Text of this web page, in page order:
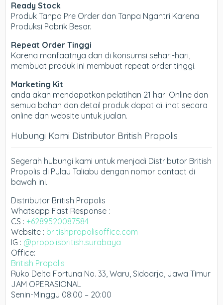
Ready Stock
Produk Tanpa Pre Order dan Tanpa Ngantri Karena
Produksi Pabrik Besar.
Repeat Order Tinggi
Karena manfaatnya dan di konsumsi sehari-hari,
membuat produk ini membuat repeat order tinggi.
Marketing Kit
anda akan mendapatkan pelatihan 21 hari Online dan
semua bahan dan detail produk dapat di lihat secara
online dan website untuk jualan.
Hubungi Kami Distributor British Propolis
Segerah hubungi kami untuk menjadi Distributor British
Propolis di Pulau Taliabu dengan nomor contact di
bawah ini.
Distributor British Propolis
Whatsapp Fast Response :
CS : +6289520087584
Website : britishpropolisoffice.com
IG : @propolisbritish.surabaya
Office:
British Propolis
Ruko Delta Fortuna No. 33, Waru, Sidoarjo, Jawa Timur
JAM OPERASIONAL
Senin-Minggu 08:00 – 20:00